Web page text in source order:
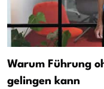
Warum Führung
gelingen kann